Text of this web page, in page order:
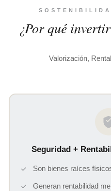
¿Por qué
Valorización,
Seguridad +
Son bienes raíces
Generan rentabilidad